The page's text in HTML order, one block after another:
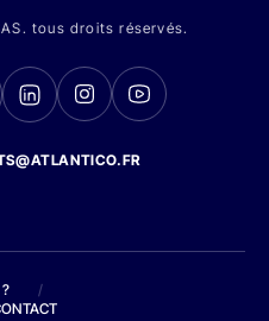
tous droits réservés.
/